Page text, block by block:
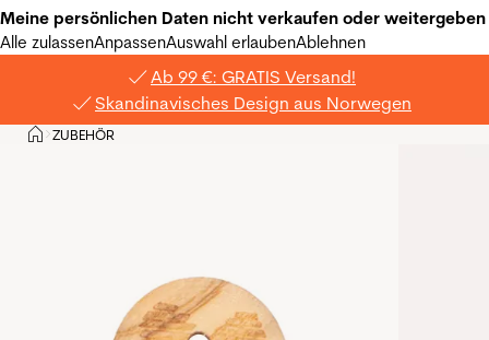
Meine persönlichen Daten nicht verkaufen oder weitergeben
Alle zulassenAnpassenAuswahl erlaubenAblehnen
Ab 99 €: GRATIS Versand!
Skandinavisches Design aus Norwegen
Privat
>ZUBEHÖR